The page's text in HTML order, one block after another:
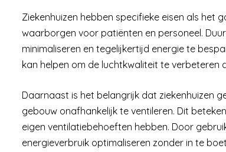
Ziekenhuizen hebben specifieke eisen als het
waarborgen voor patiënten en personeel.
minimaliseren en tegelijkertijd energie te
kan helpen om de luchtkwaliteit te
Daarnaast is het belangrijk dat ziekenhuizen
gebouw onafhankelijk te ventileren. Dit
eigen ventilatiebehoeften hebben. Door
energieverbruik optimaliseren zonder in te